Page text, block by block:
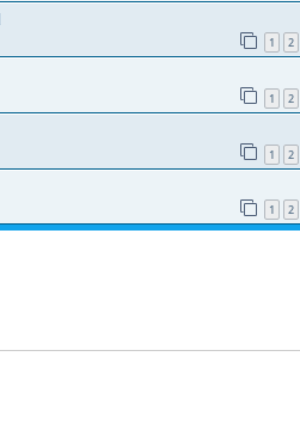
1 2
1 2
1 2
1 2